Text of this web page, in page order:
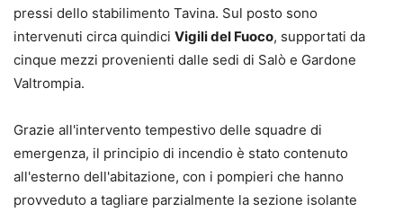
pressi dello stabilimento Tavina. Sul posto sono
intervenuti circa quindici Vigili del Fuoco, supportati da
cinque mezzi provenienti dalle sedi di Salò e Gardone
Valtrompia.
Grazie all'intervento tempestivo delle squadre di
emergenza, il principio di incendio è stato contenuto
all'esterno dell'abitazione, con i pompieri che hanno
provveduto a tagliare parzialmente la sezione isolante